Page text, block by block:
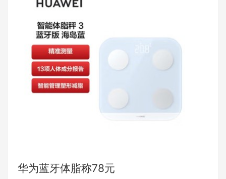
华为蓝牙体脂称78元